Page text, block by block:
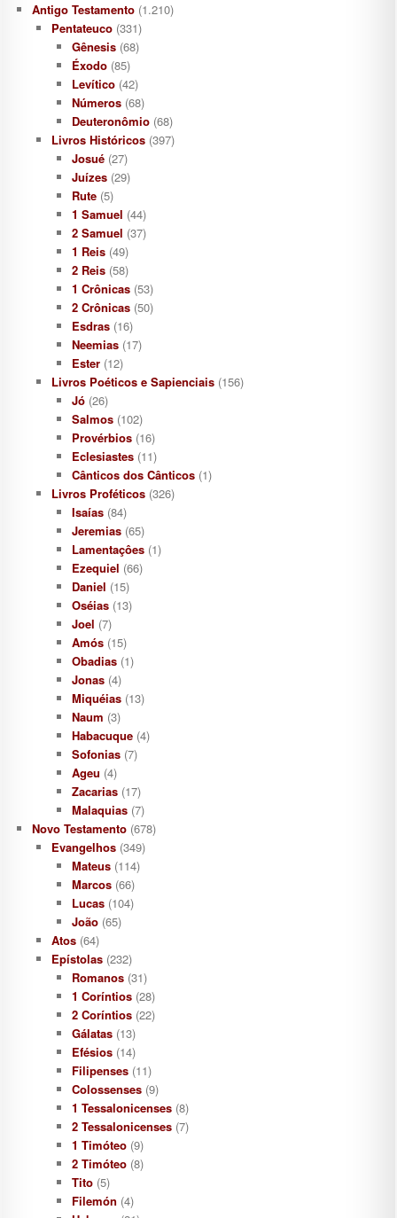
Antigo Testamento(1.210)
Pentateuco (331)
Gênesis(68)
Éxodo(85)
Levítico(42)
Números(68)
Deuteronômio(68)
Livros Históricos (397)
Josué(27)
Juízes(29)
Rute(5)
1 Samuel (44)
2 Samuel (37)
1 Reis(49)
2 Reis(58)
1 Crônicas(53)
2 Crônicas(50)
Esdras(16)
Neemias(17)
Ester(12)
Livros Poéticos e Sapienciais (156)
Jó(26)
Salmos(102)
Provérbios(16)
Eclesiastes(11)
Cânticos dos Cânticos(1)
Livros Proféticos (326)
Isaías(84)
Jeremias(65)
Lamentaçôes(1)
Ezequiel (66)
Daniel (15)
Oséias(13)
Joel (7)
Amós(15)
Obadias(1)
Jonas(4)
Miquéias(13)
Naum (3)
Habacuque(4)
Sofonias(7)
Ageu (4)
Zacarias(17)
Malaquias(7)
Novo Testamento(678)
Evangelhos (349)
Mateus(114)
Marcos(66)
Lucas(104)
João(65)
Atos (64)
Epístolas (232)
Romanos(31)
1 Coríntios(28)
2 Coríntios(22)
Gálatas(13)
Efésios(14)
Filipenses(11)
Colossenses(9)
1 Tessalonicenses(8)
2 Tessalonicenses(7)
1 Timóteo(9)
2 Timóteo(8)
Tito(5)
Filemón (4)